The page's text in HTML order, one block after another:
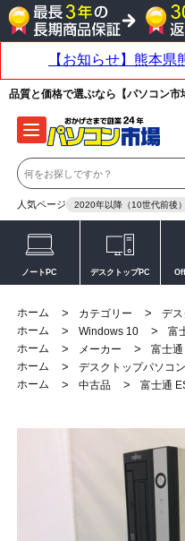
品質と価格で選ぶなら【パソコン市
人気ページ 2020年以降（10世代前後）
ノートPC デスクトップPC
ホーム > カテゴリー > デ
ホーム
> Windows 10 >
富
ホーム
> メーカー > 富士通
ホーム
> デスクトップパソコン
ホーム
> 中古品 > 富士通